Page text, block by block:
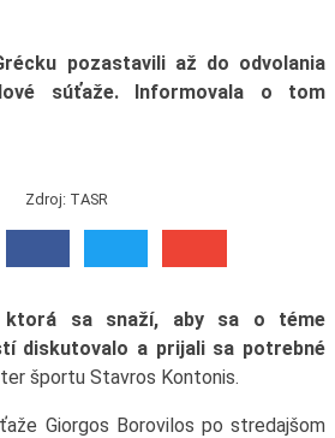
pozastavili až do odvolania
súťaže. Informovala o tom
Zdroj: TASR
ktorá sa snaží, aby sa o téme
diskutovalo a prijali sa potrebné
športu Stavros Kontonis.
Giorgos Borovilos po stredajšom